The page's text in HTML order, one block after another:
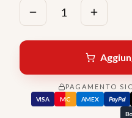
1
PAGAMENTO
VISA MC AMEX PayPal